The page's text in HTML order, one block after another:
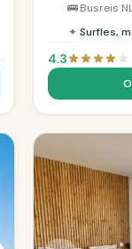
🚌 Busreis
✦ Surfles,
4.3